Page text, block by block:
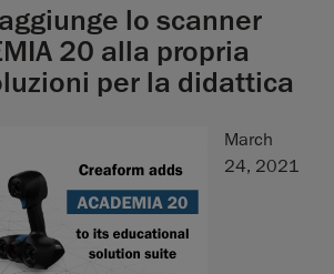
lo scanner
20 alla propria
per la didattica
March
24, 2021